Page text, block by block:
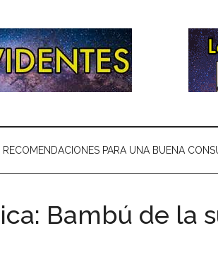
RECOMENDACIONES PARA UNA BUENA
Bambú de la